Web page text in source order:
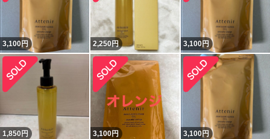
3,100円 2,250円 3,100円
1,850円 3,100円 3,100円